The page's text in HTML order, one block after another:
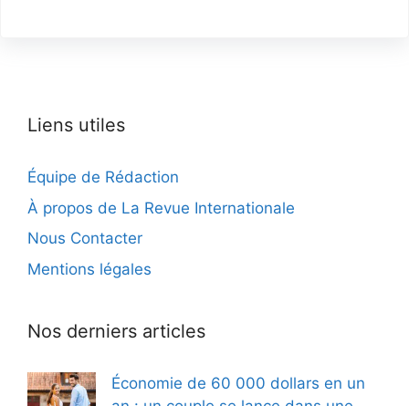
Liens utiles
Équipe de Rédaction
À propos de La Revue Internationale
Nous Contacter
Mentions légales
Nos derniers articles
Économie de 60 000 dollars en un